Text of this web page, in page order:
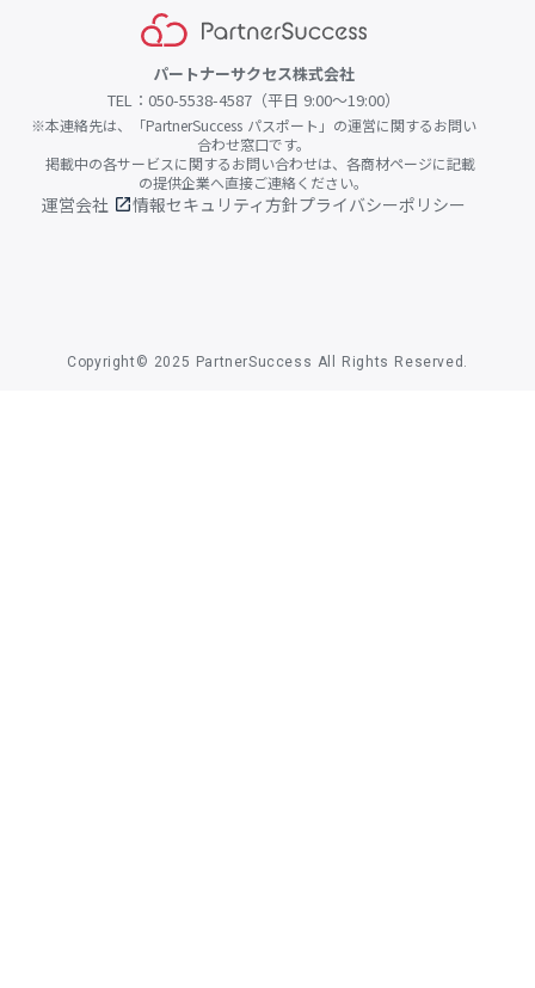
パートナーサクセス株式会社
TEL：050-5538-4587（平日 9:00〜19:00）
※本連絡先は、「PartnerSuccess パスポート」の運営に関するお問い
合わせ窓口です。
掲載中の各サービスに関するお問い合わせは、各商材ページに記載
の提供企業へ直接ご連絡ください。
運営会社 open_in_new情報セキュリティ方針プライバシーポリシー
Copyright© 2025 PartnerSuccess All Rights Reserved.